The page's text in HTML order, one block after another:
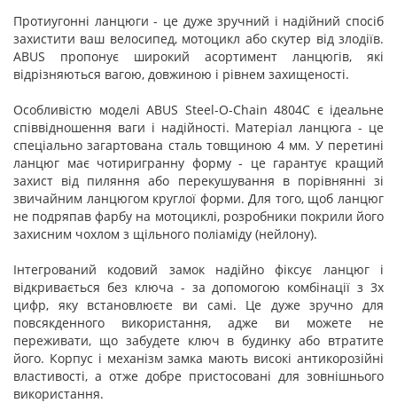
Протиугонні ланцюги - це дуже зручний і надійний спосіб
захистити ваш велосипед, мотоцикл або скутер від злодіїв.
ABUS пропонує широкий асортимент ланцюгів, які
відрізняються вагою, довжиною і рівнем захищеності.
Особливістю моделі ABUS Steel-O-Chain 4804С є ідеальне
співвідношення ваги і надійності. Матеріал ланцюга - це
спеціально загартована сталь товщиною 4 мм. У перетині
ланцюг має чотиригранну форму - це гарантує кращий
захист від пиляння або перекушування в порівнянні зі
звичайним ланцюгом круглої форми. Для того, щоб ланцюг
не подряпав фарбу на мотоциклі, розробники покрили його
захисним чохлом з щільного поліаміду (нейлону).
Інтегрований кодовий замок надійно фіксує ланцюг і
відкривається без ключа - за допомогою комбінації з 3х
цифр, яку встановлюєте ви самі. Це дуже зручно для
повсякденного використання, адже ви можете не
переживати, що забудете ключ в будинку або втратите
його. Корпус і механізм замка мають високі антикорозійні
властивості, а отже добре пристосовані для зовнішнього
використання.